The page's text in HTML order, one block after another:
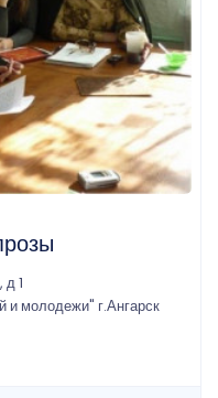
д 1
и молодежи" г.Ангарск